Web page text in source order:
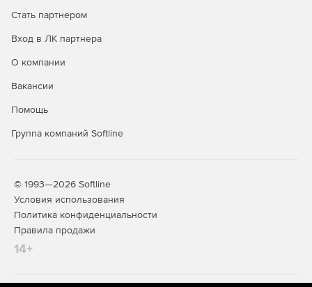
учета данных модели геоида EGM 2008;
печать растрового поля или выбранного фрагмента с
разбивкой на листы в выбранном масштабе.
Стать партнером
Вход в ЛК партнера
О компании
Вакансии
Помощь
Группа компаний Softline
© 1993—2026 Softline
Условия использования
Политика конфиденциальности
Правила продажи
14+